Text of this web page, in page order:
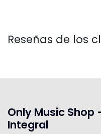
Reseñas de los
Only Music Shop
Integral